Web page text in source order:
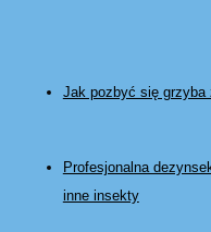
Jak pozbyć się grzyba
Profesjonalna
inne insekty